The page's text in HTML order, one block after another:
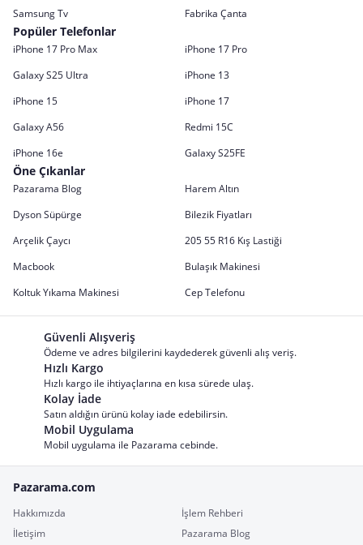
Samsung Tv
Fabrika Çanta
Popüler Telefonlar
iPhone 17 Pro Max
iPhone 17 Pro
Galaxy S25 Ultra
iPhone 13
iPhone 15
iPhone 17
Galaxy A56
Redmi 15C
iPhone 16e
Galaxy S25FE
Öne Çıkanlar
Pazarama Blog
Harem Altın
Dyson Süpürge
Bilezik Fiyatları
Arçelik Çaycı
205 55 R16 Kış Lastiği
Macbook
Bulaşık Makinesi
Koltuk Yıkama Makinesi
Cep Telefonu
Güvenli Alışveriş
Ödeme ve adres bilgilerini kaydederek güvenli alış veriş.
Hızlı Kargo
Hızlı kargo ile ihtiyaçlarına en kısa sürede ulaş.
Kolay İade
Satın aldığın ürünü kolay iade edebilirsin.
Mobil Uygulama
Mobil uygulama ile Pazarama cebinde.
Pazarama.com
Hakkımızda
İşlem Rehberi
İletişim
Pazarama Blog